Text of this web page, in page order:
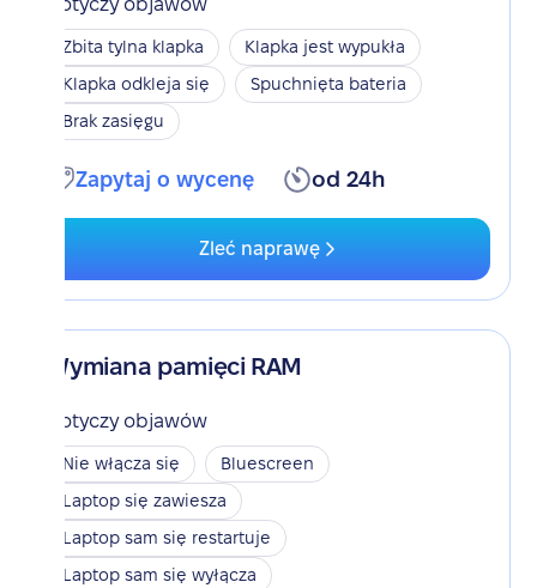
Dotyczy objawów
Zbita tylna klapka
Klapka jest wypukła
Klapka odkleja się
Spuchnięta bateria
Brak zasięgu
Zapytaj o wycenę od 24h
Zleć naprawę
Wymiana pamięci RAM
Dotyczy objawów
Nie włącza się
Bluescreen
Laptop się zawiesza
Laptop sam się restartuje
Laptop sam się wyłącza